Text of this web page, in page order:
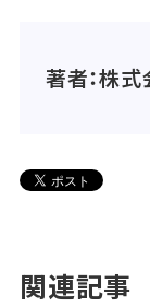
著者：株
関連記事